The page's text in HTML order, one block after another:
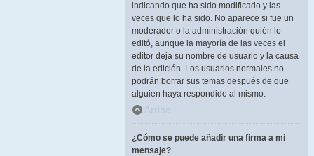
indicando que ha sido modificado y las
veces que lo ha sido. No aparece si fue un
moderador o la administración quién lo
editó, aunque la mayoría de las veces el
editor deja su nombre de usuario y la causa
de la edición. Los usuarios normales no
podrán borrar sus temas después de que
alguien haya respondido al mismo.
Arriba
¿Cómo se puede añadir una firma a mi
mensaje?